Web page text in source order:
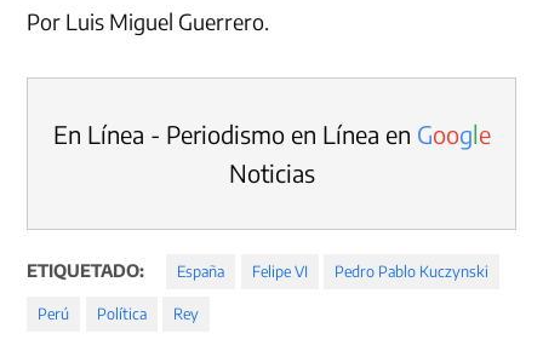
Por Luis Miguel Guerrero.
En Línea - Periodismo en Línea en Google
Noticias
ETIQUETADO: España Felipe VI Pedro Pablo Kuczynski
Perú Política Rey